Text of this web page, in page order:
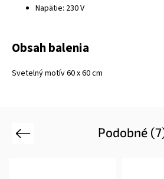
Napätie: 230 V
Obsah balenia
Svetelný motív 60 x 60 cm
Podobné
Previous